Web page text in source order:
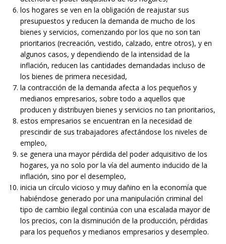
los hogares se ven en la obligación de reajustar sus
presupuestos y reducen la demanda de mucho de los
bienes y servicios, comenzando por los que no son tan
prioritarios (recreación, vestido, calzado, entre otros), y en
algunos casos, y dependiendo de la intensidad de la
inflación, reducen las cantidades demandadas incluso de
los bienes de primera necesidad,
la contracción de la demanda afecta a los pequeños y
medianos empresarios, sobre todo a aquellos que
producen y distribuyen bienes y servicios no tan prioritarios,
estos empresarios se encuentran en la necesidad de
prescindir de sus trabajadores afectándose los niveles de
empleo,
se genera una mayor pérdida del poder adquisitivo de los
hogares, ya no solo por la vía del aumento inducido de la
inflación, sino por el desempleo,
inicia un círculo vicioso y muy dañino en la economía que
habiéndose generado por una manipulación criminal del
tipo de cambio ilegal continúa con una escalada mayor de
los precios, con la disminución de la producción, pérdidas
para los pequeños y medianos empresarios y desempleo.